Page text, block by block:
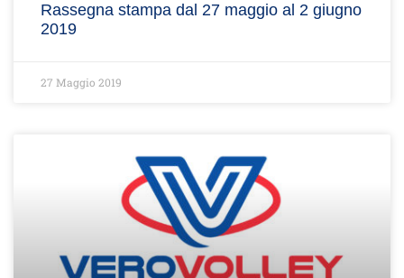
Rassegna stampa dal 27 maggio al 2 giugno
2019
27 Maggio 2019